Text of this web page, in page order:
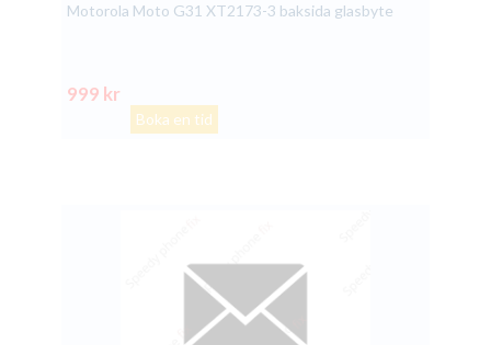
Motorola Moto G31 XT2173-3 baksida glasbyte
999 kr
Boka en tid